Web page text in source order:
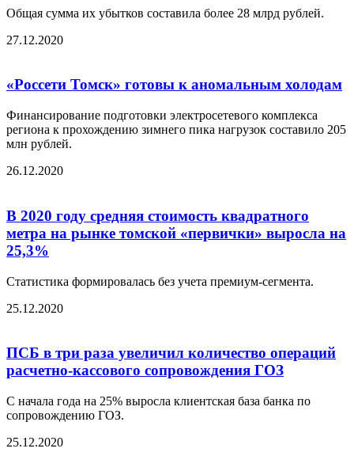
Общая сумма их убытков составила более 28 млрд рублей.
27.12.2020
«Россети Томск» готовы к аномальным холодам
Финансирование подготовки электросетевого комплекса
региона к прохождению зимнего пика нагрузок составило 205
млн рублей.
26.12.2020
В 2020 году средняя стоимость квадратного
метра на рынке томской «первички» выросла на
25,3%
Статистика формировалась без учета премиум-сегмента.
25.12.2020
ПСБ в три раза увеличил количество операций
расчетно-кассового сопровождения ГОЗ
С начала года на 25% выросла клиентская база банка по
сопровождению ГОЗ.
25.12.2020